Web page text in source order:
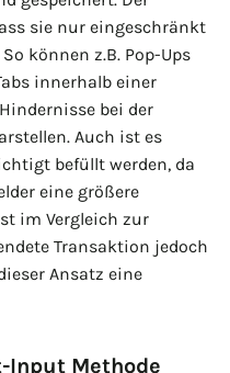
sie nur eingeschränkt
können z.B. Pop-Ups
innerhalb einer
bei der
Auch ist es
befüllt werden, da
eine größere
im Vergleich zur
Transaktion jedoch
Ansatz eine
Methode